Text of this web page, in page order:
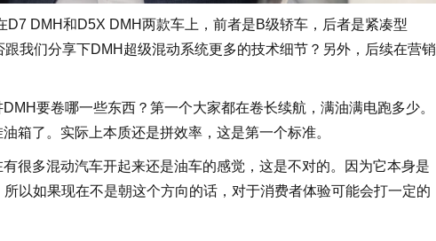
DMH和D5X DMH两款车上，前者是B级轿车，后者是紧凑型
我们分享下DMH超级混动系统更多的技术细节？另外，后续在营销
要卷哪一些东西？第一个大家都在卷长续航，满油满电跑多少。
箱了。实际上本质还是拼效率，这是第一个标准。
多混动汽车开起来还是油车的感觉，这是不对的。因为它本身是
以如果现在不是朝这个方向的话，对于消费者体验可能会打一定的